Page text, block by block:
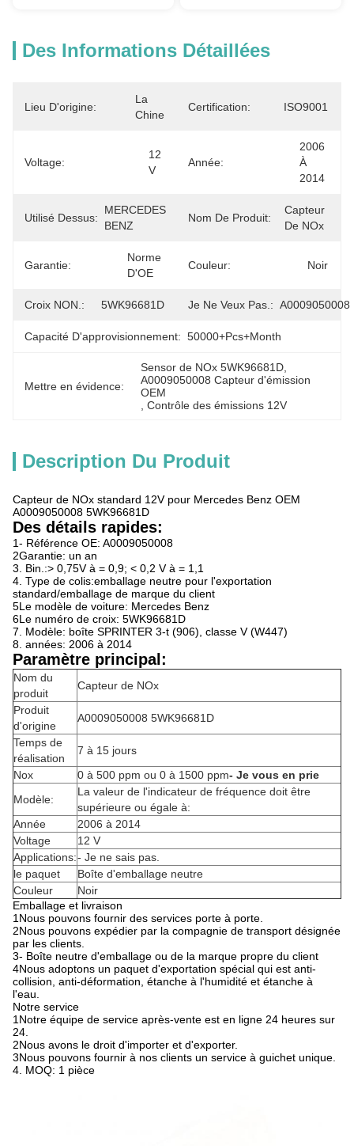
Des Informations Détaillées
Lieu D'origine:
La
Chine
Certification: ISO9001
Voltage:
12
V
Année:
2006
À
2014
Utilisé Dessus:
MERCEDES
BENZ
Nom De Produit:
Capteur
De NOx
Garantie:
Norme
D'OE
Couleur: Noir
Croix NON.: 5WK96681D Je Ne Veux Pas.: A0009050008
Capacité D'approvisionnement: 50000+Pcs+Month
Mettre en évidence:
Sensor de NOx 5WK96681D
A0009050008 Capteur d'émission
OEM
, Contrôle des émissions 12V
Description Du Produit
Capteur de NOx standard 12V pour Mercedes Benz OEM
A0009050008 5WK96681D
Des détails rapides:
1- Référence OE: A0009050008
2Garantie: un an
3. Bin.:> 0,75V à = 0,9; < 0,2 V à = 1,1
4. Type de colis:emballage neutre pour l'exportation
standard/emballage de marque du client
5Le modèle de voiture: Mercedes Benz
6Le numéro de croix: 5WK96681D
7. Modèle: boîte SPRINTER 3-t (906), classe V (W447)
8. années: 2006 à 2014
Paramètre principal:
Nom du
produit
Capteur de NOx
Produit
d'origine
A0009050008 5WK96681D
Temps de
réalisation
7 à 15 jours
Nox
0 à 500 ppm ou 0 à 1500 ppm- Je vous en prie
Modèle:
La valeur de l'indicateur de fréquence doit être
supérieure ou égale à:
Année
2006 à 2014
Voltage
12 V
Applications:- Je ne sais pas.
le paquet
Boîte d'emballage neutre
Couleur
Noir
Emballage et livraison
1Nous pouvons fournir des services porte à porte.
2Nous pouvons expédier par la compagnie de transport désignée
par les clients.
3- Boîte neutre d'emballage ou de la marque propre du client
4Nous adoptons un paquet d'exportation spécial qui est anti-
collision, anti-déformation, étanche à l'humidité et étanche à
l'eau.
Notre service
1Notre équipe de service après-vente est en ligne 24 heures sur
24.
2Nous avons le droit d'importer et d'exporter.
3Nous pouvons fournir à nos clients un service à guichet unique.
4. MOQ: 1 pièce